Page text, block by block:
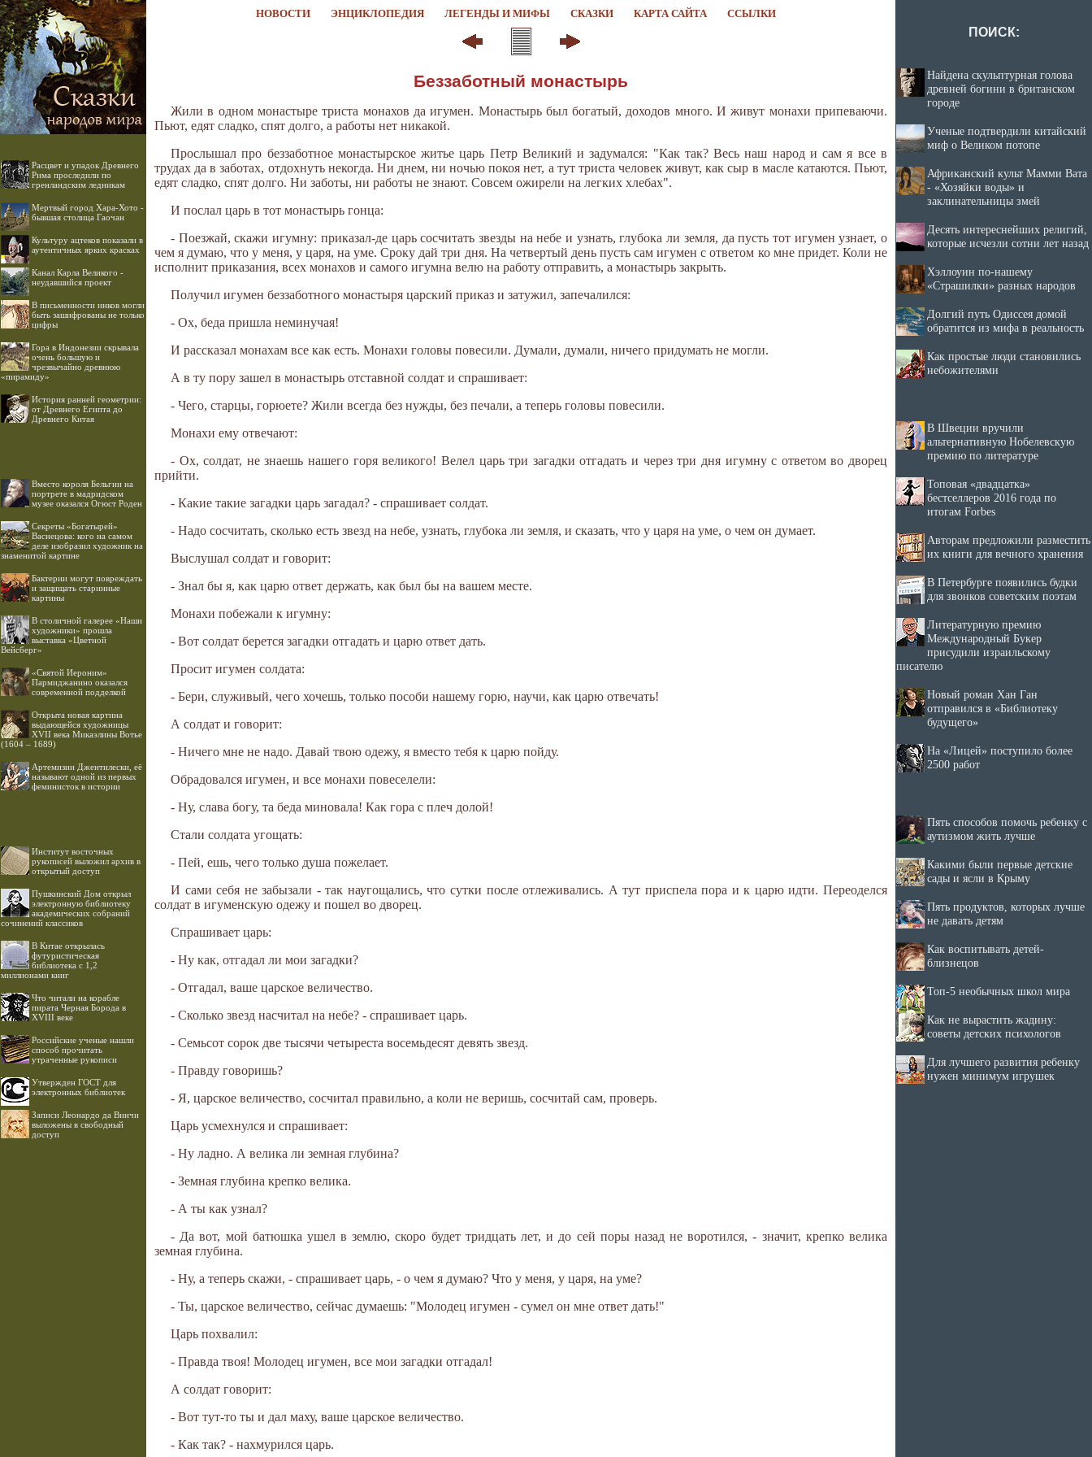
НОВОСТИ ЭНЦИКЛОПЕДИЯ ЛЕГЕНДЫ И МИФЫ СКАЗКИ КАРТА САЙТА ССЫЛКИ
Расцвет и упадок Древнего
Рима проследили по
гренландским ледникам
Мертвый город Хара-Хото -
бывшая столица Гаочан
Культуру ацтеков показали в
аутентичных ярких красках
Канал Карла Великого -
неудавшийся проект
В письменности инков могли
быть зашифрованы не только
цифры
Гора в Индонезии скрывала
очень большую и
чрезвычайно древнюю
«пирамиду»
История ранней геометрии:
от Древнего Египта до
Древнего Китая
Вместо короля Бельгии на
портрете в мадридском
музее оказался Огюст Роден
Секреты «Богатырей»
Васнецова: кого на самом
деле изобразил художник на
знаменитой картине
Бактерии могут повреждать
и защищать старинные
картины
В столичной галерее «Наши
художники» прошла
выставка «Цветной
Вейсберг»
«Святой Иероним»
Пармиджанино оказался
современной подделкой
Открыта новая картина
выдающейся художницы
XVII века Микаэлины Вотье
(1604 – 1689)
Артемизии Джентилески, её
называют одной из первых
феминисток в истории
Институт восточных
рукописей выложил архив в
открытый доступ
Пушкинский Дом открыл
электронную библиотеку
академических собраний
сочинений классиков
В Китае открылась
футуристическая
библиотека с 1,2
миллионами книг
Что читали на корабле
пирата Черная Борода в
XVIII веке
Российские ученые нашли
способ прочитать
утраченные рукописи
Утвержден ГОСТ для
электронных библиотек
Записи Леонардо да Винчи
выложены в свободный
доступ
Беззаботный монастырь
Жили в одном монастыре триста монахов да игумен. Монастырь был богатый, доходов много. И живут монахи припеваючи.
Пьют, едят сладко, спят долго, а работы нет никакой.
Прослышал про беззаботное монастырское житье царь Петр Великий и задумался: "Как так? Весь наш народ и сам я все в
трудах да в заботах, отдохнуть некогда. Ни днем, ни ночью покоя нет, а тут триста человек живут, как сыр в масле катаются. Пьют,
едят сладко, спят долго. Ни заботы, ни работы не знают. Совсем ожирели на легких хлебах".
И послал царь в тот монастырь гонца:
- Поезжай, скажи игумну: приказал-де царь сосчитать звезды на небе и узнать, глубока ли земля, да пусть тот игумен узнает, о
чем я думаю, что у меня, у царя, на уме. Сроку дай три дня. На четвертый день пусть сам игумен с ответом ко мне придет. Коли не
исполнит приказания, всех монахов и самого игумна велю на работу отправить, а монастырь закрыть.
Получил игумен беззаботного монастыря царский приказ и затужил, запечалился:
- Ох, беда пришла неминучая!
И рассказал монахам все как есть. Монахи головы повесили. Думали, думали, ничего придумать не могли.
А в ту пору зашел в монастырь отставной солдат и спрашивает:
- Чего, старцы, горюете? Жили всегда без нужды, без печали, а теперь головы повесили.
Монахи ему отвечают:
- Ох, солдат, не знаешь нашего горя великого! Велел царь три загадки отгадать и через три дня игумну с ответом во дворец
прийти.
- Какие такие загадки царь загадал? - спрашивает солдат.
- Надо сосчитать, сколько есть звезд на небе, узнать, глубока ли земля, и сказать, что у царя на уме, о чем он думает.
Выслушал солдат и говорит:
- Знал бы я, как царю ответ держать, как был бы на вашем месте.
Монахи побежали к игумну:
- Вот солдат берется загадки отгадать и царю ответ дать.
Просит игумен солдата:
- Бери, служивый, чего хочешь, только пособи нашему горю, научи, как царю отвечать!
А солдат и говорит:
- Ничего мне не надо. Давай твою одежу, я вместо тебя к царю пойду.
Обрадовался игумен, и все монахи повеселели:
- Ну, слава богу, та беда миновала! Как гора с плеч долой!
Стали солдата угощать:
- Пей, ешь, чего только душа пожелает.
И сами себя не забызали - так наугощались, что сутки после отлеживались. А тут приспела пора и к царю идти. Переоделся
солдат в игуменскую одежу и пошел во дворец.
Спрашивает царь:
- Ну как, отгадал ли мои загадки?
- Отгадал, ваше царское величество.
- Сколько звезд насчитал на небе? - спрашивает царь.
- Семьсот сорок две тысячи четыреста восемьдесят девять звезд.
- Правду говоришь?
- Я, царское величество, сосчитал правильно, а коли не веришь, сосчитай сам, проверь.
Царь усмехнулся и спрашивает:
- Ну ладно. А велика ли земная глубина?
- Земная глубина крепко велика.
- А ты как узнал?
- Да вот, мой батюшка ушел в землю, скоро будет тридцать лет, и до сей поры назад не воротился, - значит, крепко велика
земная глубина.
- Ну, а теперь скажи, - спрашивает царь, - о чем я думаю? Что у меня, у царя, на уме?
- Ты, царское величество, сейчас думаешь: "Молодец игумен - сумел он мне ответ дать!"
Царь похвалил:
- Правда твоя! Молодец игумен, все мои загадки отгадал!
А солдат говорит:
- Вот тут-то ты и дал маху, ваше царское величество.
- Как так? - нахмурился царь.
ПОИСК:
Найдена скульптурная голова
древней богини в британском
городе
Ученые подтвердили китайский
миф о Великом потопе
Африканский культ Мамми Вата
- «Хозяйки воды» и
заклинательницы змей
Десять интереснейших религий,
которые исчезли сотни лет назад
Хэллоуин по-нашему
«Страшилки» разных народов
Долгий путь Одиссея домой
обратится из мифа в реальность
Как простые люди становились
небожителями
В Швеции вручили
альтернативную Нобелевскую
премию по литературе
Топовая «двадцатка»
бестселлеров 2016 года по
итогам Forbes
Авторам предложили разместить
их книги для вечного хранения
В Петербурге появились будки
для звонков советским поэтам
Литературную премию
Международный Букер
присудили израильскому
писателю
Новый роман Хан Ган
отправился в «Библиотеку
будущего»
На «Лицей» поступило более
2500 работ
Пять способов помочь ребенку с
аутизмом жить лучше
Какими были первые детские
сады и ясли в Крыму
Пять продуктов, которых лучше
не давать детям
Как воспитывать детей-
близнецов
Топ-5 необычных школ мира
Как не вырастить жадину:
советы детских психологов
Для лучшего развития ребенку
нужен минимум игрушек